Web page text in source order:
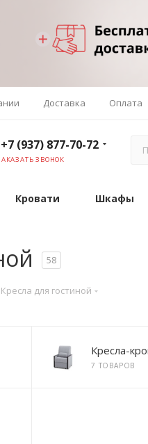
Доставка Оплата
+7 (937) 877-70-72
ЗВОНОК
Кровати Шкафы
58
Кресла для гостиной
Кресла-
7 ТОВАРОВ